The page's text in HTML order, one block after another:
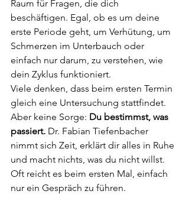
Raum für Fragen, die dich
beschäftigen. Egal, ob es um deine
erste Periode geht, um Verhütung, um
Schmerzen im Unterbauch oder
einfach nur darum, zu verstehen, wie
dein Zyklus funktioniert.
Viele denken, dass beim ersten Termin
gleich eine Untersuchung stattfindet.
Aber keine Sorge: Du bestimmst, was
passiert. Dr. Fabian Tiefenbacher
nimmt sich Zeit, erklärt dir alles in Ruhe
und macht nichts, was du nicht willst.
Oft reicht es beim ersten Mal, einfach
nur ein Gespräch zu führen.